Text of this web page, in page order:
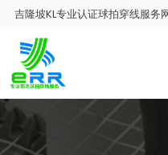
吉隆坡KL专业认证球拍穿线服务